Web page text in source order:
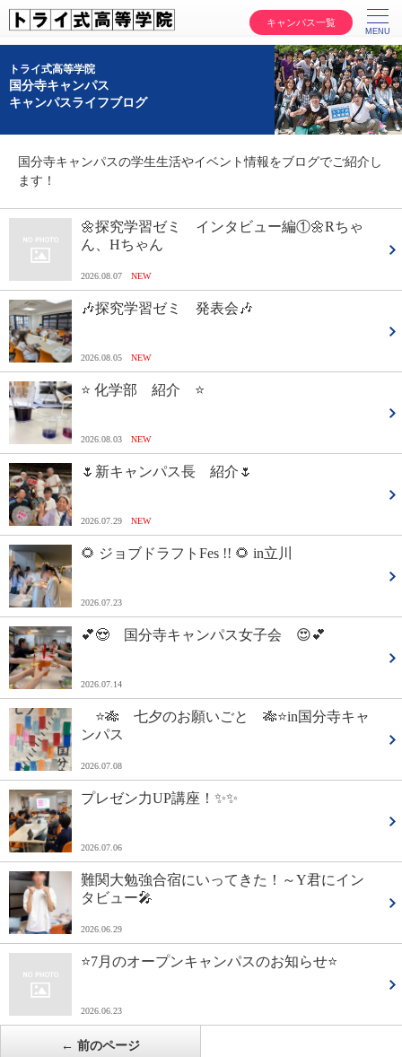
キャンパス一覧
トライ式高等学院
国分寺キャンパス
キャンパスライフブログ
国分寺キャンパスの学生生活やイベント情報をブログでご紹介し
ます！
🌼探究学習ゼミ インタビュー編①🌼Rちゃ
ん、Hちゃん
2026.08.07 NEW
🎶探究学習ゼミ 発表会🎶
2026.08.05 NEW
⭐ 化学部 紹介 ⭐
2026.08.03 NEW
🌷新キャンパス長 紹介🌷
2026.07.29 NEW
🌻 ジョブドラフトFes !! 🌻 in立川
2026.07.23
💕😍 国分寺キャンパス女子会 😍💕
2026.07.14
⭐🎋 七夕のお願いごと 🎋⭐in国分寺キャ
ンパス
2026.07.08
プレゼン力UP講座！✨✨
2026.07.06
難関大勉強合宿にいってきた！～Y君にイン
タビュー🎤
2026.06.29
⭐7月のオープンキャンパスのお知らせ⭐
2026.06.23
← 前のページ